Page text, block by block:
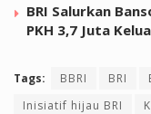
BRI Salurkan
PKH 3,7 Juta
Tags: BBRI BRI
Inisiatif hijau BRI